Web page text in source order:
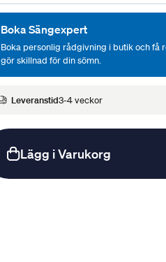
Boka Sängexpert
Boka personlig rådgivning i butik och få
gör skillnad för din sömn.
Leveranstid3-4 veckor
Lägg i Varukorg